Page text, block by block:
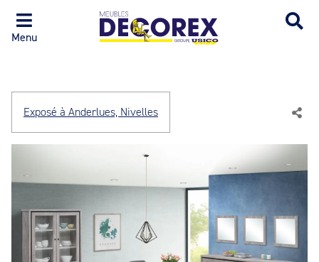
Menu
Exposé à Anderlues, Nivelles